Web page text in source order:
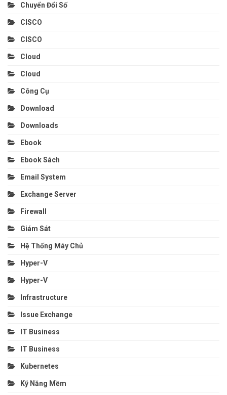
Chuyển Đổi Số
CISCO
CISCO
Cloud
Cloud
Công Cụ
Download
Downloads
Ebook
Ebook Sách
Email System
Exchange Server
Firewall
Giám Sát
Hệ Thống Máy Chủ
Hyper-V
Hyper-V
Infrastructure
Issue Exchange
IT Business
IT Business
Kubernetes
Kỹ Năng Mềm